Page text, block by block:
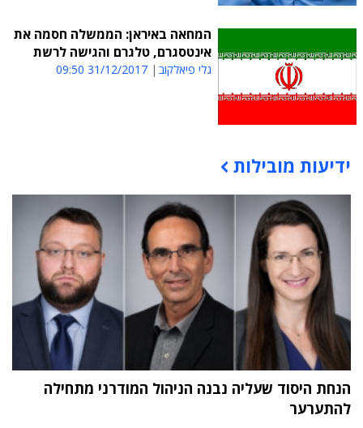
המחאה באיראן: הממשלה חסמה את
אינטסגרם, טלגרם והגישה לרשת
גלי פיאלקוב 31/12/2017 09:50
תוכן פרסומי
ידיעות מובילות
הנחת היסוד שעליה נבנה הניהול המודרני מתחילה
להתערער